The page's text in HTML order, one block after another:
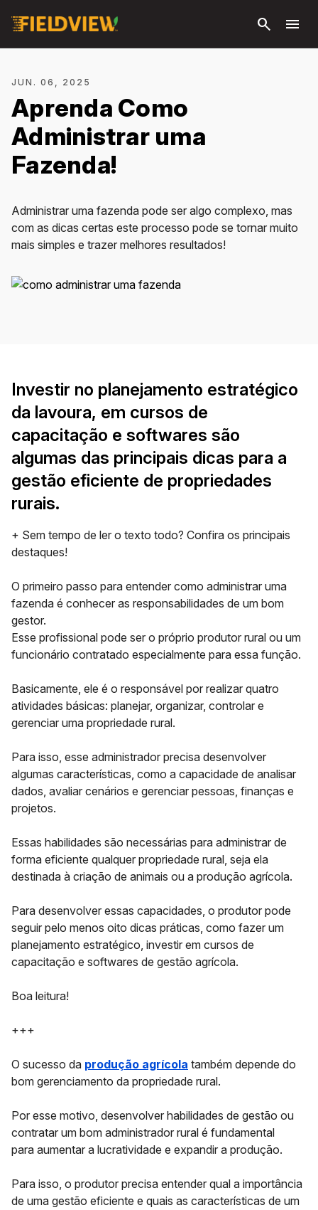
principal
search menu
JUN. 06, 2025
Aprenda Como
Administrar uma
Fazenda!
Administrar uma fazenda pode ser algo complexo, mas
com as dicas certas este processo pode se tornar muito
mais simples e trazer melhores resultados!
Investir no planejamento estratégico
da lavoura, em cursos de
capacitação e softwares são
algumas das principais dicas para a
gestão eficiente de propriedades
rurais.
+ Sem tempo de ler o texto todo? Confira os principais
destaques!
O primeiro passo para entender como administrar uma
fazenda é conhecer as responsabilidades de um bom
gestor.
Esse profissional pode ser o próprio produtor rural ou um
funcionário contratado especialmente para essa função.
Basicamente, ele é o responsável por realizar quatro
atividades básicas: planejar, organizar, controlar e
gerenciar uma propriedade rural.
Para isso, esse administrador precisa desenvolver
algumas características, como a capacidade de analisar
dados, avaliar cenários e gerenciar pessoas, finanças e
projetos.
Essas habilidades são necessárias para administrar de
forma eficiente qualquer propriedade rural, seja ela
destinada à criação de animais ou a produção agrícola.
Para desenvolver essas capacidades, o produtor pode
seguir pelo menos oito dicas práticas, como fazer um
planejamento estratégico, investir em cursos de
capacitação e softwares de gestão agrícola.
Boa leitura!
+++
O sucesso da produção agrícola também depende do
bom gerenciamento da propriedade rural.
Por esse motivo, desenvolver habilidades de gestão ou
contratar um bom administrador rural é fundamental
para aumentar a lucratividade e expandir a produção.
Para isso, o produtor precisa entender qual a importância
de uma gestão eficiente e quais as características de um